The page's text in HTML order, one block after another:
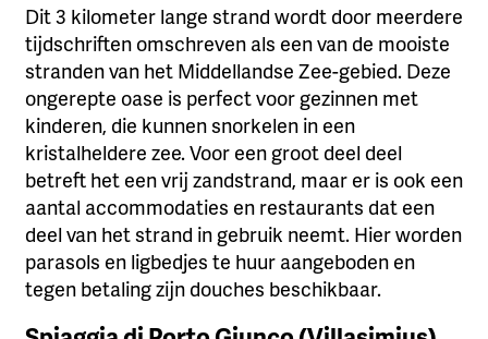
Dit 3 kilometer lange strand wordt door meerdere
tijdschriften omschreven als een van de mooiste
stranden van het Middellandse Zee-gebied. Deze
ongerepte oase is perfect voor gezinnen met
kinderen, die kunnen snorkelen in een
kristalheldere zee. Voor een groot deel deel
betreft het een vrij zandstrand, maar er is ook een
aantal accommodaties en restaurants dat een
deel van het strand in gebruik neemt. Hier worden
parasols en ligbedjes te huur aangeboden en
tegen betaling zijn douches beschikbaar.